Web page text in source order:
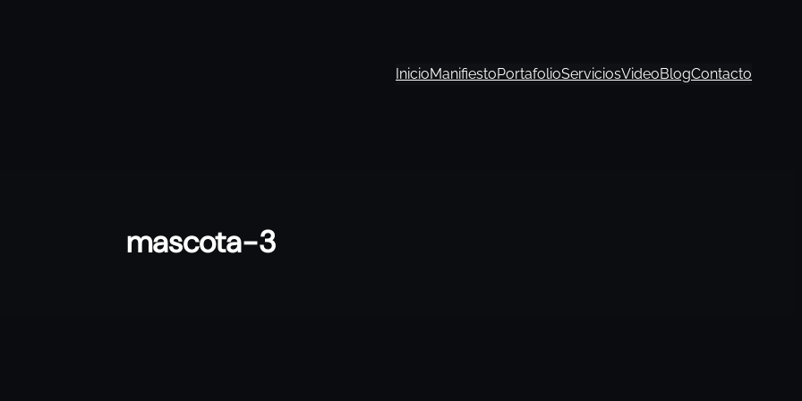
InicioManifiestoPortafolioServiciosVideoBlogContacto
mascota-3